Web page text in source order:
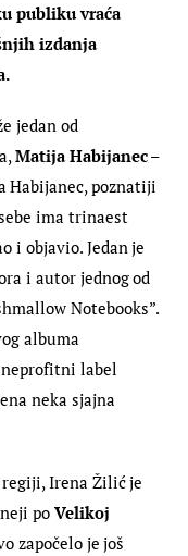
publiku vraća
izdanja
jedan od
Matija Habijanec –
Habijanec, poznatiji
ima trinaest
i objavio. Jedan je
i autor jednog od
Notebooks”.
albuma
label
neka sjajna
Irena Žilić je
po Velikoj
započelo je još